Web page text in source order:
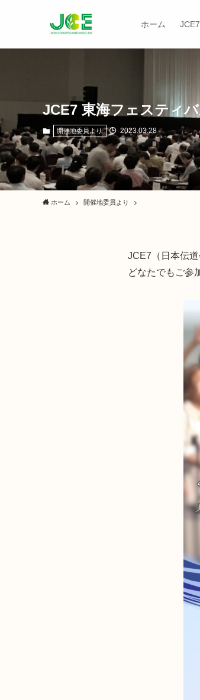
ホーム
JCE7 東海フェスティ
開催地委員より 2023.03.28
ホーム 開催地委員より
JCE7（日本伝
どなたでもご参